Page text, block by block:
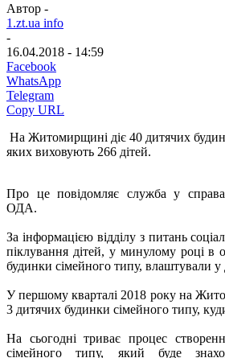
Автор -
1.zt.ua info
-
16.04.2018 - 14:59
Facebook
WhatsApp
Telegram
Copy URL
На Житомирщині діє 40 дитячих
яких виховують 266 дітей.
Про це повідомляє служба у
ОДА.
За інформацією відділу з питань
піклування дітей, у минулому році в
будинки сімейного типу, влаштували
У першому кварталі 2018 року на
3 дитячих будинки сімейного типу,
На сьогодні триває процес
сімейного типу, який буде